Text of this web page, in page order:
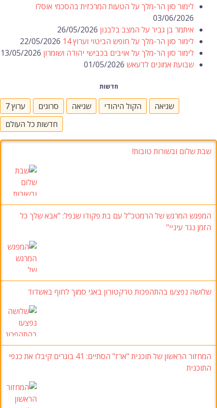
לימור סון הר-מלך על הטעות המרכזית בהסכמי אוסלו
03/06/2026
איתמר בן גביר על המצב בלבנון 26/05/2026
לימור סון הר-מלך על חופש הביטוי וערוץ 14
22/05/2026
לימור סון הר-מלך על אויבים בכבישי יהודה ושומרון 13/05/2026
שבועת אמונים לדעאש 01/05/2026
חדשות
ערוץ 7 סרוגים שגיאה הקול היהודי
שגיאה
חדשות כל העולם
שבת שלום ובשורות טובות!
המפגש המרגש של הרמטכ"ל עם בת פקודו שנפל: "אבא שלך כל
הזמן נגד עיניי"
שלושה נפצעו בהתהפכות טרקטורון באגי סמוך לחוף באשדוד
המחזור הראשון של תוכנית "ארז" הסתיים: 41 בוגרים קיבלו את כנפי
התוכנית